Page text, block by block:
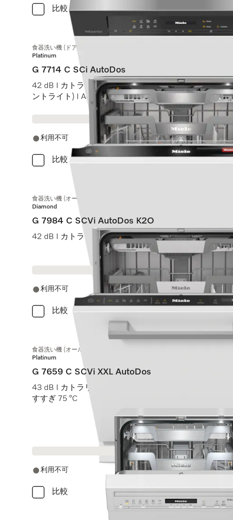
比較
食器洗い機 (ドア材取付専用タイプ)
Platinum
G 7714 C SCi AutoDos
42 dB I カトラリートレイ I MaxiComfort Cバスケット I
ントライト) I AutoDos
利用不可
比較
食器洗い機 (オールドア材取付専用タイプ)
Diamond
G 7984 C SCVi AutoDos K2O
42 dB I カトラリートレイ I MaxiComfort Cバスケット I
利用不可
比較
食器洗い機 (オールドア材取付専用タイプ) XXL
Platinum
G 7659 C SCVi XXL AutoDos
43 dB I カトラリートレイ I ExtraComfort Cバスケット I
すすぎ 75 °C
利用不可
比較